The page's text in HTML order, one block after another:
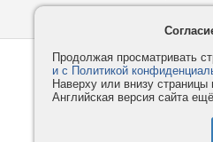
Продолжая просматривать
и с Политикой
Наверху или внизу
Английская версия сайта